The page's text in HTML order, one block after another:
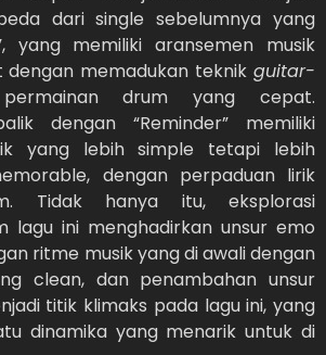
dari single sebelumnya yang
yang memiliki aransemen musik
memadukan teknik guitar-
drum yang cepat.
dengan “Reminder” memiliki
yang lebih simple tetapi lebih
dengan perpaduan lirik
Tidak hanya itu, eksplorasi
lagu ini menghadirkan unsur emo
ritme musik yang di awali dengan
clean, dan penambahan unsur
titik klimaks pada lagu ini, yang
dinamika yang menarik untuk di